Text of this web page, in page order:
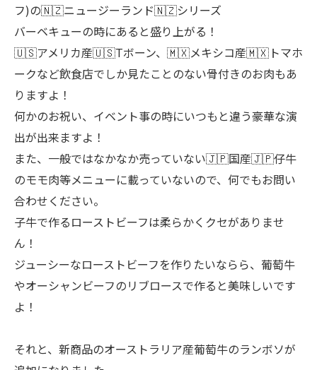
フ)の🇳🇿ニュージーランド🇳🇿シリーズ
バーベキューの時にあると盛り上がる！
🇺🇸アメリカ産🇺🇸Tボーン、🇲🇽メキシコ産🇲🇽トマホ
ークなど飲食店でしか見たことのない骨付きのお肉もあ
りますよ！
何かのお祝い、イベント事の時にいつもと違う豪華な演
出が出来ますよ！
また、一般ではなかなか売っていない🇯🇵国産🇯🇵仔牛
のモモ肉等メニューに載っていないので、何でもお問い
合わせください。
子牛で作るローストビーフは柔らかくクセがありませ
ん！
ジューシーなローストビーフを作りたいならら、葡萄牛
やオーシャンビーフのリブロースで作ると美味しいです
よ！
それと、新商品のオーストラリア産葡萄牛のランボソが